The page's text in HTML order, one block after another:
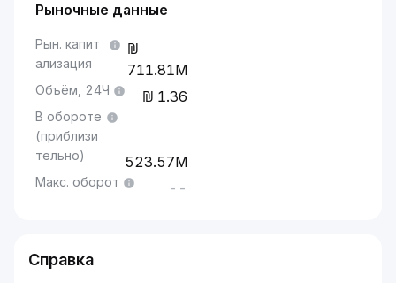
Рыночные данные
Рын. капит
ализация
711.81M
Объём, 24Ч 1.36
В обороте
(приблизи
тельно)
523.57M
Макс. оборот --
Справка